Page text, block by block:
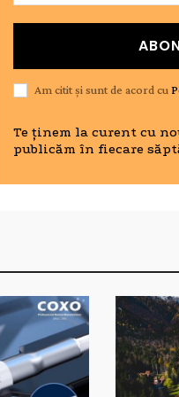
Am citit și sunt de acord cu
Te ținem la curent cu
publicăm în fiecare